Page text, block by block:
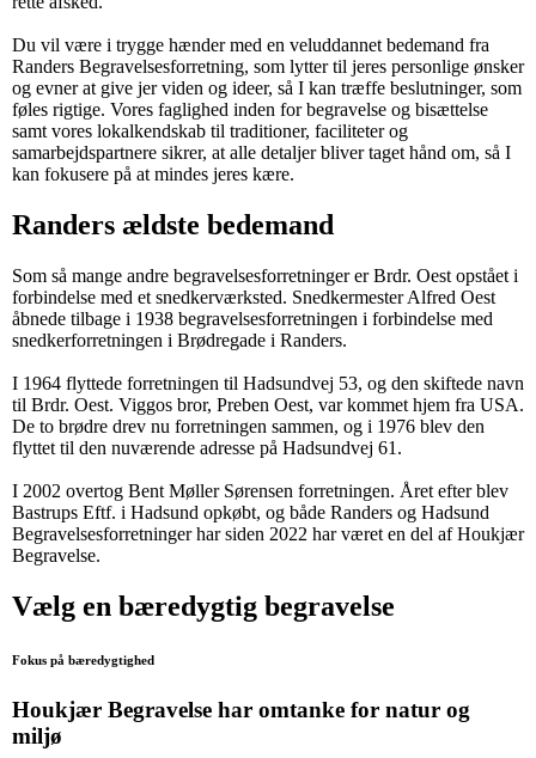
Du vil være i trygge hænder med en veluddannet bedemand fra
Randers Begravelsesforretning, som lytter til jeres personlige ønsker
og evner at give jer viden og ideer, så I kan træffe beslutninger, som
føles rigtige. Vores faglighed inden for begravelse og bisættelse
samt vores lokalkendskab til traditioner, faciliteter og
samarbejdspartnere sikrer, at alle detaljer bliver taget hånd om, så I
kan fokusere på at mindes jeres kære.
Randers ældste bedemand
Som så mange andre begravelsesforretninger er Brdr. Oest opstået i
forbindelse med et snedkerværksted. Snedkermester Alfred Oest
åbnede tilbage i 1938 begravelsesforretningen i forbindelse med
snedkerforretningen i Brødregade i Randers.
I 1964 flyttede forretningen til Hadsundvej 53, og den skiftede navn
til Brdr. Oest. Viggos bror, Preben Oest, var kommet hjem fra USA.
De to brødre drev nu forretningen sammen, og i 1976 blev den
flyttet til den nuværende adresse på Hadsundvej 61.
I 2002 overtog Bent Møller Sørensen forretningen. Året efter blev
Bastrups Eftf. i Hadsund opkøbt, og både Randers og Hadsund
Begravelsesforretninger har siden 2022 har været en del af Houkjær
Begravelse.
Vælg en bæredygtig begravelse
Fokus på bæredygtighed
Houkjær Begravelse har omtanke for natur og
miljø